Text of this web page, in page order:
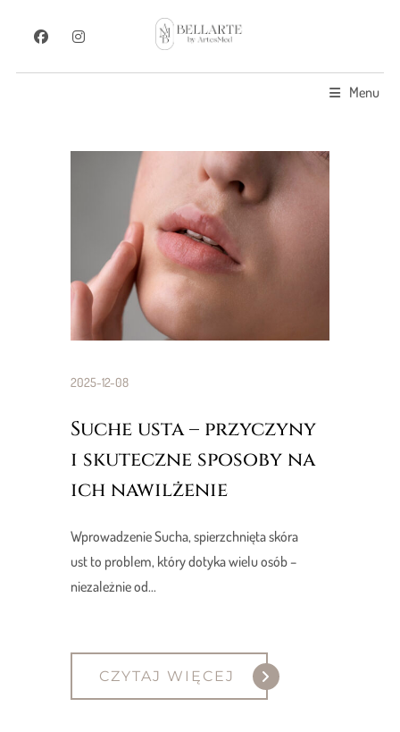
Menu
2025-12-08
Suche usta – przyczyny
i skuteczne sposoby na
ich nawilżenie
Wprowadzenie Sucha, spierzchnięta skóra
ust to problem, który dotyka wielu osób –
niezależnie od...
CZYTAJ WIĘCEJ